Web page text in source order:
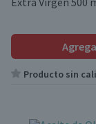
Producto sin